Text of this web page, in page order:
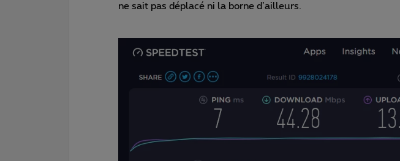
ne sait pas déplacé ni la borne d’ailleurs.